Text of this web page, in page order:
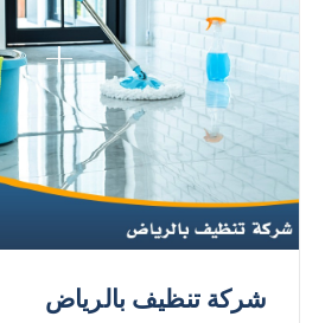
شركة تنظيف بالرياض